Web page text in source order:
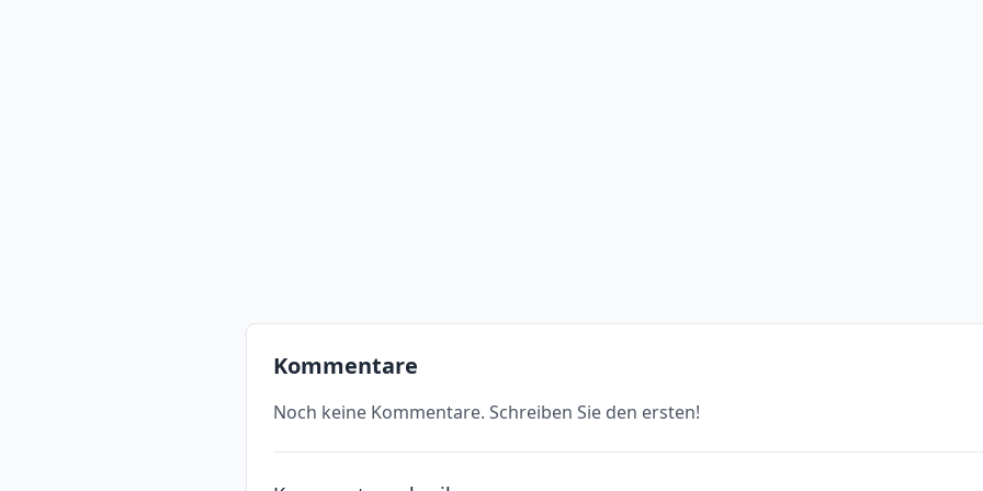
Kommentare
Noch keine Kommentare. Schreiben Sie den ersten!